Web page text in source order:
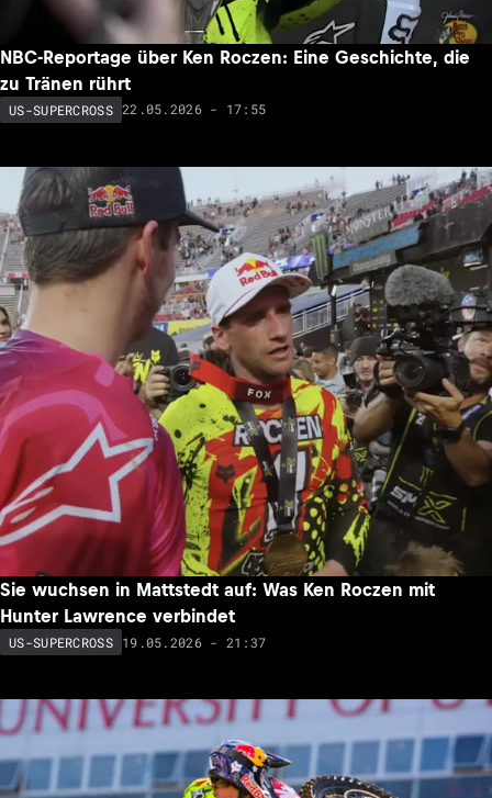
NBC-Reportage über Ken Roczen: Eine Geschichte, die
zu Tränen rührt
US-SUPERCROSS 22.05.2026 - 17:55
Sie wuchsen in Mattstedt auf: Was Ken Roczen mit
Hunter Lawrence verbindet
US-SUPERCROSS 19.05.2026 - 21:37